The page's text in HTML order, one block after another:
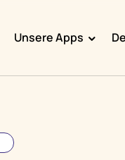
Unsere Apps